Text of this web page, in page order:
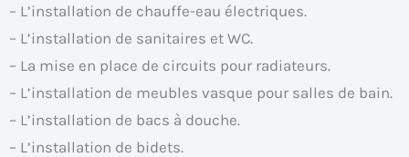
– L’installation de chauffe-eau électriques.
– L’installation de sanitaires et WC.
– La mise en place de circuits pour radiateurs.
– L’installation de meubles vasque pour salles de bain.
– L’installation de bacs à douche.
– L’installation de bidets.